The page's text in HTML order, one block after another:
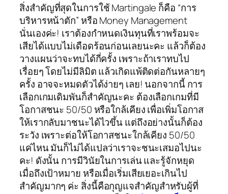
สิ่งสำคัญที่สุดในการใช้ Martingale ก็คือ “การ
บริหารหน้าตัก” หรือ Money Management
นั่นเองค่ะ! เราต้องกำหนดเงินทุนที่เราพร้อมจะ
เสียได้แบบไม่เดือดร้อนก่อนเลยนะคะ แล้วก็ต้อง
วางแผนว่าจะทบได้กี่ครั้ง เพราะถ้าเราทบไป
เรื่อยๆ โดยไม่มีลิมิต แล้วเกิดแพ้ติดต่อกันหลายๆ
ครั้ง อาจจะหมดตัวได้ง่ายๆ เลย! นอกจากนี้ การ
เลือกเกมเดิมพันก็สำคัญนะคะ ต้องเลือกเกมที่มี
โอกาสชนะ 50/50 หรือใกล้เคียง เพื่อเพิ่มโอกาส
ให้เรากลับมาชนะได้ไวขึ้น แต่ถึงอย่างนั้นก็ต้อง
ระวัง เพราะต่อให้โอกาสชนะใกล้เคียง 50/50
แค่ไหน มันก็ไม่ได้แปลว่าเราจะชนะเสมอไปนะ
คะ! ดังนั้น การมีวินัยในการเล่น และรู้จักหยุด
เมื่อถึงเป้าหมาย หรือเมื่อเริ่มเสียเยอะเกินไป
สำคัญมากๆ ค่ะ สิ่งนี้คือกุญแจสำคัญสำหรับผู้ที่